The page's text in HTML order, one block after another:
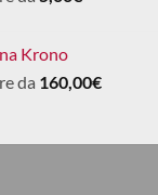
Krono
da 160,00€